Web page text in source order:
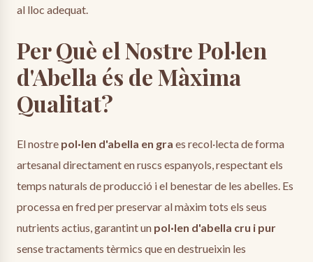
al lloc adequat.
Per Què el Nostre Pol·len
d'Abella és de Màxima
Qualitat?
El nostre pol·len d'abella en gra es recol·lecta de forma
artesanal directament en ruscs espanyols, respectant els
temps naturals de producció i el benestar de les abelles. Es
processa en fred per preservar al màxim tots els seus
nutrients actius, garantint un pol·len d'abella cru i pur
sense tractaments tèrmics que en destrueixin les